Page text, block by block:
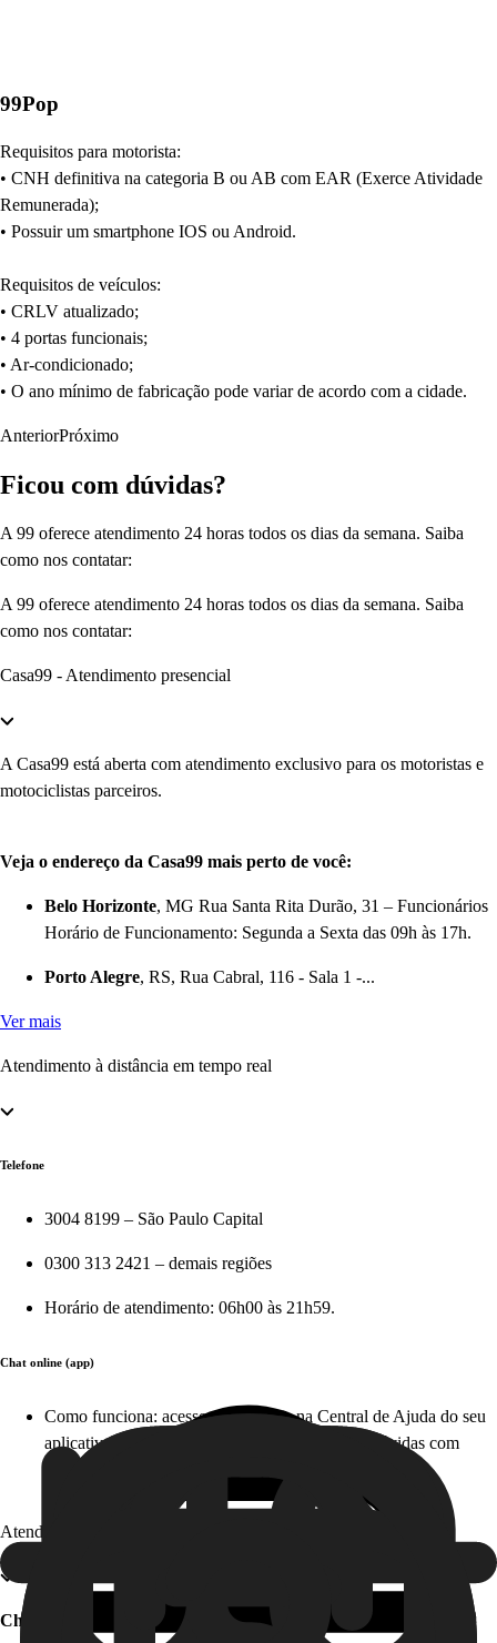
99Pop
Requisitos para motorista:
• CNH definitiva na categoria B ou AB com EAR (Exerce Atividade
Remunerada);
• Possuir um smartphone IOS ou Android.
Requisitos de veículos:
• CRLV atualizado;
• 4 portas funcionais;
• Ar-condicionado;
• O ano mínimo de fabricação pode variar de acordo com a cidade.
AnteriorPróximo
Ficou com dúvidas?
A 99 oferece atendimento 24 horas todos os dias da semana. Saiba
como nos contatar:
A 99 oferece atendimento 24 horas todos os dias da semana. Saiba
como nos contatar:
Casa99 - Atendimento presencial
A Casa99 está aberta com atendimento exclusivo para os motoristas e
motociclistas parceiros.
Veja o endereço da Casa99 mais perto de você:
Belo Horizonte, MG Rua Santa Rita Durão, 31 – Funcionários
Horário de Funcionamento: Segunda a Sexta das 09h às 17h.
Porto Alegre, RS, Rua Cabral, 116 - Sala 1 -...
Ver mais
Atendimento à distância em tempo real
Telefone
3004 8199 – São Paulo Capital
0300 313 2421 – demais regiões
Horário de atendimento: 06h00 às 21h59.
Chat online (app)
Como funciona: acesse diretamente na Central de Ajuda do seu
aplicativo em apenas alguns cliques e tire suas dúvidas com
Atendimento offline
Chat offline